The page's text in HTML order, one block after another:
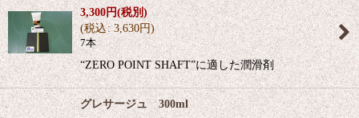
3,300円(税別)
(税込: 3,630円)
7本
“ZERO POINT SHAFT”に適した潤滑剤
グレサージュ 300ml